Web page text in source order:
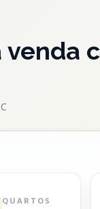
QUARTOS